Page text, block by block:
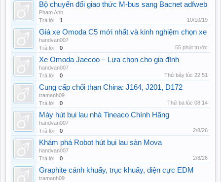
Bộ chuyển đổi giao thức M-bus sang Bacnet adfweb
Pham Anh
Trả lời:
1 10/10/19
Giá xe Omoda C5 mới nhất và kinh nghiệm chọn xe
handvan007
Trả lời:
0 55 phút trước
Xe Omoda Jaecoo – Lựa chọn cho gia đình
handvan007
Trả lời:
0 Thứ bảy lúc 22:51
Cung cấp chổi than China: J164, J201, D172
tramanh09
Trả lời:
0 Thứ ba lúc 08:14
Máy hút bụi lau nhà Tineaco Chính Hãng
handvan007
Trả lời:
0 2/8/26
Khám phá Robot hút bụi lau sàn Mova
handvan007
Trả lời:
0 2/8/26
Graphite cánh khuấy, trục khuấy, điện cực EDM
tramanh09